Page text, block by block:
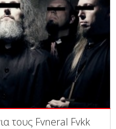
τους Fvneral Fvkk